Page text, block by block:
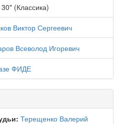
(Классика)
Виктор Сергеевич
Всеволод Игоревич
ФИДЕ
Терещенко Валерий